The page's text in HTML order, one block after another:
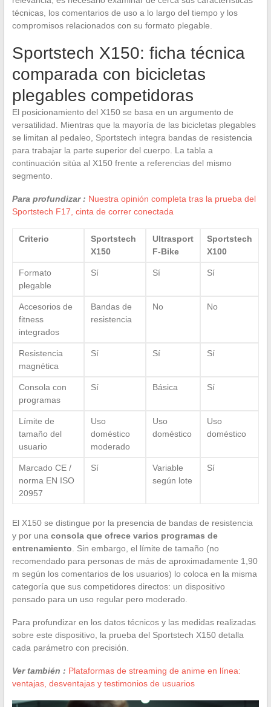
técnicas, los comentarios de uso a lo largo del tiempo y los
compromisos relacionados con su formato plegable.
Sportstech X150: ficha técnica
comparada con bicicletas
plegables competidoras
El posicionamiento del X150 se basa en un argumento de
versatilidad. Mientras que la mayoría de las bicicletas plegables
se limitan al pedaleo, Sportstech integra bandas de resistencia
para trabajar la parte superior del cuerpo. La tabla a
continuación sitúa al X150 frente a referencias del mismo
segmento.
Para profundizar : Nuestra opinión completa tras la prueba del
Sportstech F17, cinta de correr conectada
Criterio
Sportstech
X150
Ultrasport
F-Bike
Sportstech
X100
Formato
plegable
Sí Sí Sí
Accesorios de
fitness
integrados
Bandas de
resistencia
No No
Resistencia
magnética
Sí Sí Sí
Consola con
programas
Sí Básica Sí
Límite de
tamaño del
usuario
Uso
doméstico
moderado
Uso
doméstico
Uso
doméstico
Marcado CE /
norma EN ISO
20957
Sí
Variable
según lote
Sí
El X150 se distingue por la presencia de bandas de resistencia
y por una consola que ofrece varios programas de
entrenamiento . Sin embargo, el límite de tamaño (no
recomendado para personas de más de aproximadamente 1,90
m según los comentarios de los usuarios) lo coloca en la misma
categoría que sus competidores directos: un dispositivo
pensado para un uso regular pero moderado.
Para profundizar en los datos técnicos y las medidas realizadas
sobre este dispositivo, la prueba del Sportstech X150 detalla
cada parámetro con precisión.
Ver también : Plataformas de streaming de anime en línea:
ventajas, desventajas y testimonios de usuarios